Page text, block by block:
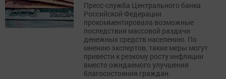
Пресс-служба Центрального банка
Российской Федерации
прокомментировала возможные
последствия массовой раздачи
денежных средств населению. По
мнению экспертов, такие меры могут
привести к резкому росту инфляции
вместо ожидаемого улучшения
благосостояния граждан.